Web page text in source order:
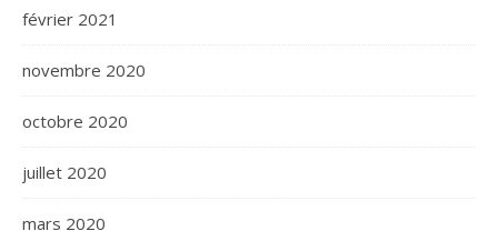
février 2021
novembre 2020
octobre 2020
juillet 2020
mars 2020